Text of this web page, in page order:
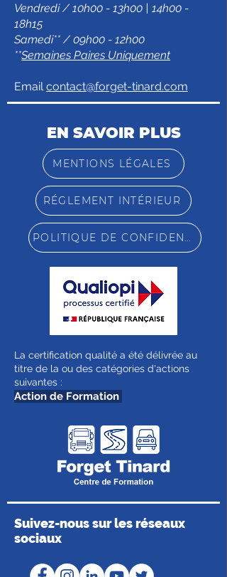
Vendredi / 10h00 - 13h00 | 14h00 -
18h15
Samedi** / 09h00 - 12h00
**Semaines Paires Uniquement
Emailcontact@forget-tinard.com
EN SAVOIR PLUS
MENTIONS LÉGALES
RÉGLEMENT INTÉRIEUR
POLITIQUE DE CONFIDENTIALITÉ
La certification qualité a été délivrée au
titre de la ou des catégories d'actions
suivantes :
Action de Formation
Suivez-nous sur les réseaux
sociaux